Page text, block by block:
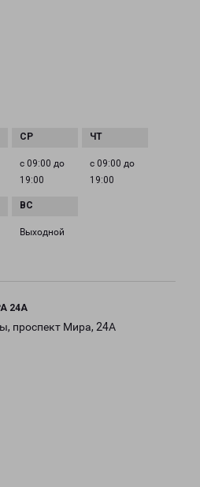
с 09:00 до
19:00
с 09:00 до
19:00
Выходной
24А
проспект Мира, 24А